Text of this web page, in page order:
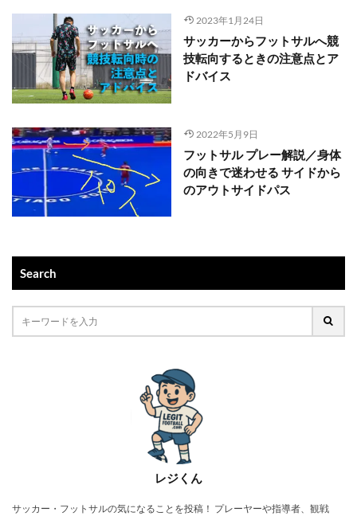
2023年1月24日
サッカーからフットサルへ競
技転向するときの注意点とア
ドバイス
2022年5月9日
フットサル プレー解説／身体
の向きで迷わせる サイドから
のアウトサイドパス
Search
レジくん
サッカー・フットサルの気になることを投稿！ プレーヤーや指導者、観戦